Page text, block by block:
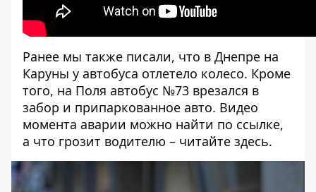
Ранее мы также писали, что в Днепре на
Каруны у автобуса отлетело колесо. Кроме
того, на Поля автобус №73 врезался в
забор и припаркованное авто. Видео
момента аварии можно найти по ссылке,
а что грозит водителю – читайте здесь.